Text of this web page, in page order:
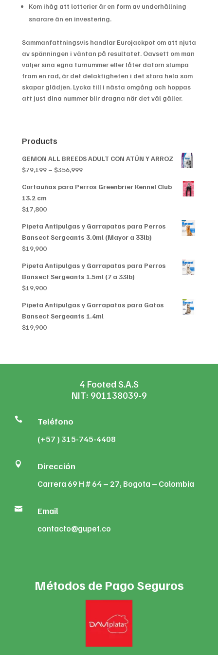
Kom ihåg att lotterier är en form av underhållning
snarare än en investering.
Sammanfattningsvis handlar Eurojackpot om att njuta
av spänningen i väntan på resultatet. Oavsett om man
väljer sina egna turnummer eller låter datorn slumpa
fram en rad, är det delaktigheten i det stora hela som
skapar glädjen. Lycka till i nästa omgång och hoppas
att just dina nummer blir dragna när det väl gäller.
Products
GEMON ALL BREEDS ADULT CON ATÚN Y ARROZ
$79,199 – $356,999Price
$79,199
Cortauñas para Perros Greenbrier Kennel Club
13.2 cm
$17,800
Pipeta Antipulgas y Garrapatas para Perros
Bansect Sergeants 3.0ml (Mayor a 33lb)
$19,900
Pipeta Antipulgas y Garrapatas para Perros
Bansect Sergeants 1.5ml (7 a 33lb)
$19,900
Pipeta Antipulgas y Garrapatas para Gatos
Bansect Sergeants 1.4ml
$19,900
4 Footed S.A.S
NIT: 901138039-9
 Teléfono
(+57 ) 315-745-4408
 Dirección
Carrera 69 H # 64 – 27, Bogota – Colombia
 Email
contacto@gupet.co
Métodos de Pago Seguros